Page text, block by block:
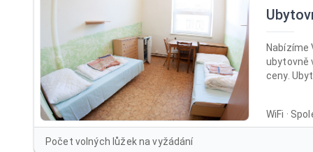
Nabízíme
ubytovně
ceny.
penzion
kasáren
WiFi ·
Počet volných lůžek na vyžádání